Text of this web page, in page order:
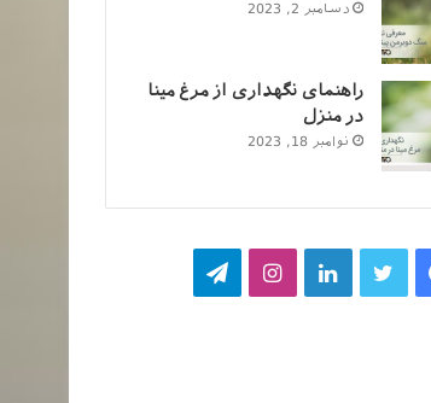
دسامبر 2, 2023
راهنمای نگهداری از مرغ مینا
در منزل
نوامبر 18, 2023
فیسبوکتوییترلینکدایناینستاگرام
تلگرام